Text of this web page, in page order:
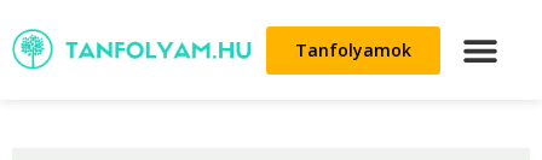
Tanfolyamok